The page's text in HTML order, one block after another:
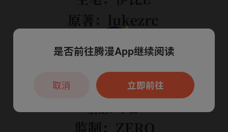
本章节仅支持App阅读，可打开App新用
户7天免费看
是否前往腾漫App继续阅读
立即前往
取消